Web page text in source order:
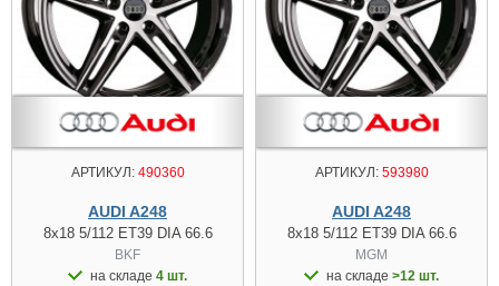
АРТИКУЛ:490360
AUDI A248
8x18 5/112 ET39 DIA 66.6
BKF
на складе 4 шт.
АРТИКУЛ:593980
AUDI A248
8x18 5/112 ET39 DIA 66.6
MGM
на складе >12 шт.